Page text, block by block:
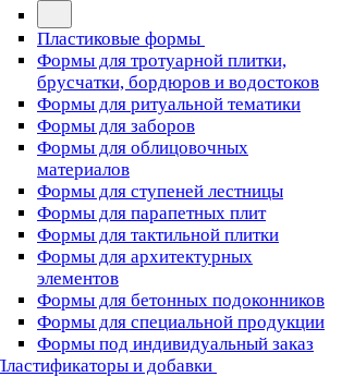
Пластиковые формы
Формы для тротуарной плитки,
брусчатки, бордюров и водостоков
Формы для ритуальной тематики
Формы для заборов
Формы для облицовочных
материалов
Формы для ступеней лестницы
Формы для парапетных плит
Формы для тактильной плитки
Формы для архитектурных
элементов
Формы для бетонных подоконников
Формы для специальной продукции
Формы под индивидуальный заказ
и добавки